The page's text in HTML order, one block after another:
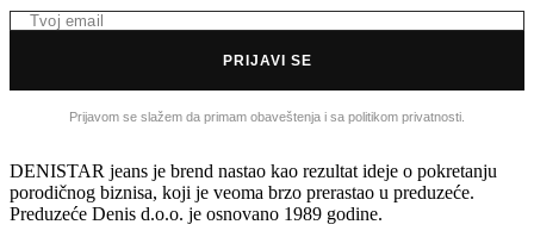
PRIJAVI SE
Prijavom se slažem da primam obaveštenja i sa politikom privatnosti.
DENISTAR jeans je brend nastao kao rezultat ideje o pokretanju
porodičnog biznisa, koji je veoma brzo prerastao u preduzeće.
Preduzeće Denis d.o.o. je osnovano 1989 godine.